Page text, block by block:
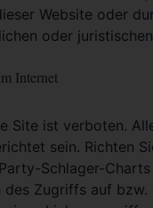
Website oder
oder
Internet
Site ist verboten.
sein. Richten
Schlager-
Zugriffs auf